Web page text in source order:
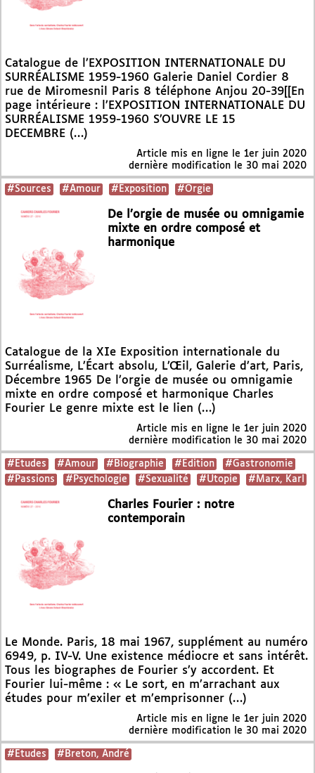
Catalogue de l’EXPOSITION INTERNATIONALE DU
SURRÉALISME 1959-1960 Galerie Daniel Cordier 8
rue de Miromesnil Paris 8 téléphone Anjou 20-39[[En
page intérieure : l’EXPOSITION INTERNATIONALE DU
SURRÉALISME 1959-1960 S’OUVRE LE 15
DECEMBRE (…)
Article mis en ligne le 1er juin 2020
dernière modification le 30 mai 2020
#Sources #Amour #Exposition #Orgie
De l’orgie de musée ou omnigamie
mixte en ordre composé et
harmonique
Catalogue de la XIe Exposition internationale du
Surréalisme, L’Écart absolu, L’Œil, Galerie d’art, Paris,
Décembre 1965 De l’orgie de musée ou omnigamie
mixte en ordre composé et harmonique Charles
Fourier Le genre mixte est le lien (…)
Article mis en ligne le 1er juin 2020
dernière modification le 30 mai 2020
#Etudes #Amour #Biographie #Edition
#Gastronomie
#Passions
#Psychologie #Sexualité #Utopie #Marx, Karl
Charles Fourier : notre
contemporain
Le Monde. Paris, 18 mai 1967, supplément au numéro
6949, p. IV-V. Une existence médiocre et sans intérêt.
Tous les biographes de Fourier s’y accordent. Et
Fourier lui-même : « Le sort, en m’arrachant aux
études pour m’exiler et m’emprisonner (…)
Article mis en ligne le 1er juin 2020
dernière modification le 30 mai 2020
#Etudes #Breton, André